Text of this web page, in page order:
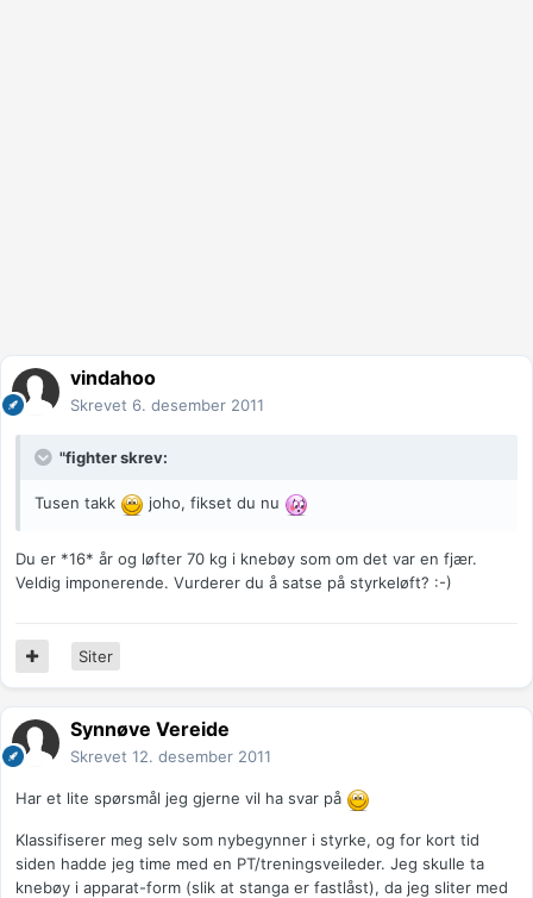
vindahoo
Skrevet 6. desember 2011
"fighter skrev:
Tusen takk joho, fikset du nu
Du er *16* år og løfter 70 kg i knebøy som om det var en fjær.
Veldig imponerende. Vurderer du å satse på styrkeløft? :-)
Siter
Synnøve Vereide
Skrevet 12. desember 2011
Har et lite spørsmål jeg gjerne vil ha svar på
Klassifiserer meg selv som nybegynner i styrke, og for kort tid
siden hadde jeg time med en PT/treningsveileder. Jeg skulle ta
knebøy i apparat-form (slik at stanga er fastlåst), da jeg sliter med